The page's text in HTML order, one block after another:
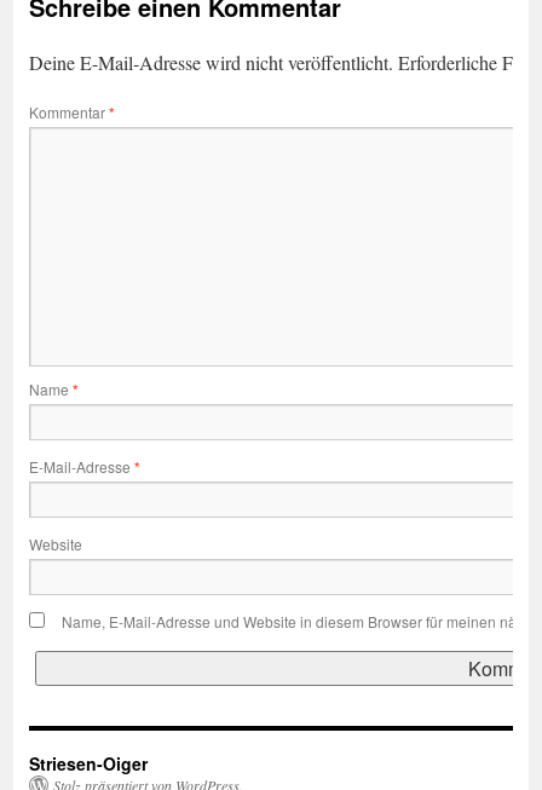
Schreibe einen Kommentar
Deine E-Mail-Adresse wird nicht veröffentlicht. Erforderliche
Kommentar*
Name *
E-Mail-Adresse *
Website
Name, E-Mail-Adresse und Website in diesem Browser für meinen
Striesen-Oiger
Stolz präsentiert von WordPress.